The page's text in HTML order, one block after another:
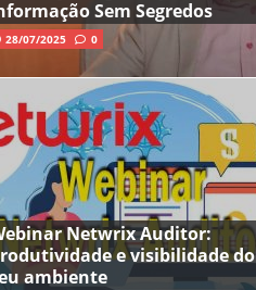
Sem Segredos
28/07/2025 0
Netwrix Auditor:
e visibilidade do
ambiente